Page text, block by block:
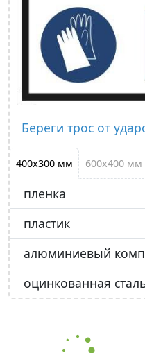
Береги трос от
400х300 мм 600х400 мм
пленка
пластик
алюминиевый
оцинкованная